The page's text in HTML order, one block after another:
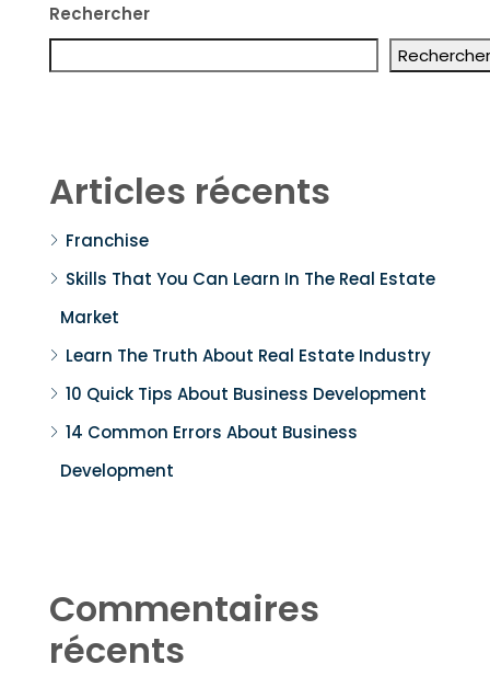
Rechercher
Rechercher
Articles récents
Franchise
Skills That You Can Learn In The Real Estate
Market
Learn The Truth About Real Estate Industry
10 Quick Tips About Business Development
14 Common Errors About Business
Development
Commentaires
récents